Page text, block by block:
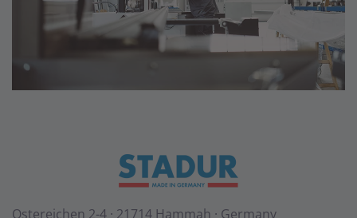
Ostereichen 2-4 · 21714 Hammah · Germany